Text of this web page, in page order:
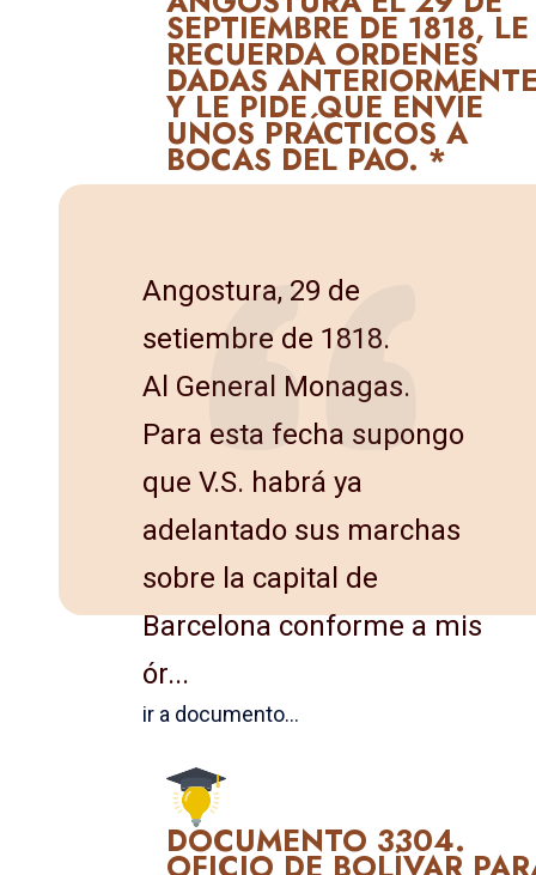
SEPTIEMBRE DE 1818, LE
RECUERDA ORDENES
DADAS
Y LE PIDE QUE ENVÍE
UNOS PRÁCTICOS A
BOCAS DEL PAO. *
Angostura, 29 de
setiembre de 1818.
Al General Monagas.
Para esta fecha supongo
que V.S. habrá ya
adelantado sus marchas
sobre la capital de
Barcelona conforme a mis
ór...
ir a documento...
DOCUMENTO 3304.